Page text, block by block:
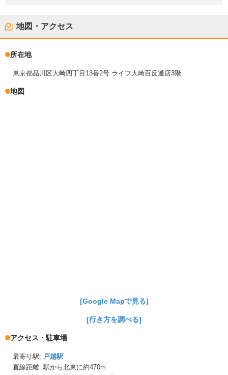
地図・アクセス
所在地
東京都品川区大崎四丁目13番2号 ライフ大崎百反通店3階
地図
[Google Mapで見る]
[行き方を調べる]
アクセス・駐車場
最寄り駅: 戸越駅
直線距離: 駅から北東に約470m